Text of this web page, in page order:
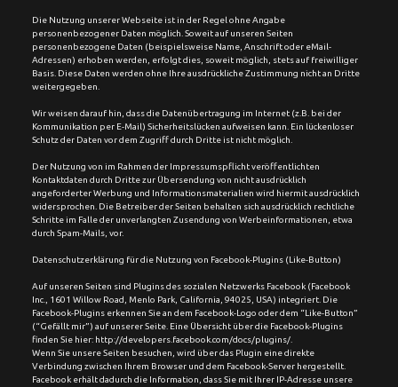
Die Nutzung unserer Webseite ist in der Regel ohne Angabe
personenbezogener Daten möglich. Soweit auf unseren Seiten
personenbezogene Daten (beispielsweise Name, Anschrift oder eMail-
Adressen) erhoben werden, erfolgt dies, soweit möglich, stets auf freiwilliger
Basis. Diese Daten werden ohne Ihre ausdrückliche Zustimmung nicht an Dritte
weitergegeben.
Wir weisen darauf hin, dass die Datenübertragung im Internet (z.B. bei der
Kommunikation per E-Mail) Sicherheitslücken aufweisen kann. Ein lückenloser
Schutz der Daten vor dem Zugriff durch Dritte ist nicht möglich.
Der Nutzung von im Rahmen der Impressumspflicht veröffentlichten
Kontaktdaten durch Dritte zur Übersendung von nicht ausdrücklich
angeforderter Werbung und Informationsmaterialien wird hiermit ausdrücklich
widersprochen. Die Betreiber der Seiten behalten sich ausdrücklich rechtliche
Schritte im Falle der unverlangten Zusendung von Werbeinformationen, etwa
durch Spam-Mails, vor.
Datenschutzerklärung für die Nutzung von Facebook-Plugins (Like-Button)
Auf unseren Seiten sind Plugins des sozialen Netzwerks Facebook (Facebook
Inc., 1601 Willow Road, Menlo Park, California, 94025, USA) integriert. Die
Facebook-Plugins erkennen Sie an dem Facebook-Logo oder dem “Like-Button”
(“Gefällt mir”) auf unserer Seite. Eine Übersicht über die Facebook-Plugins
finden Sie hier: http://developers.facebook.com/docs/plugins/.
Wenn Sie unsere Seiten besuchen, wird über das Plugin eine direkte
Verbindung zwischen Ihrem Browser und dem Facebook-Server hergestellt.
Facebook erhält dadurch die Information, dass Sie mit Ihrer IP-Adresse unsere